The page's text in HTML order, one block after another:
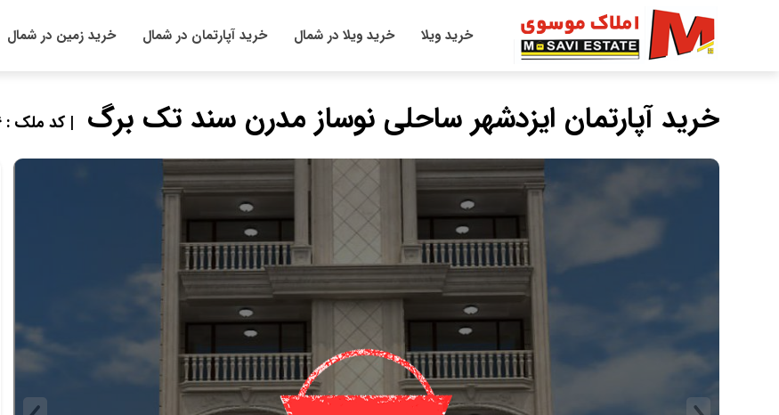
خرید ویلا خرید ویلا در شمال خرید آپارتمان در شمال خرید زمین در شمال
خرید آپارتمان ایزدشهر ساحلی نوساز مدرن سند تک برگ | کد ملک : 822486